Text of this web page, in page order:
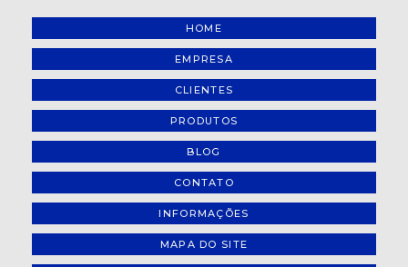
HOME
EMPRESA
CLIENTES
PRODUTOS
BLOG
CONTATO
INFORMAÇÕES
MAPA DO SITE